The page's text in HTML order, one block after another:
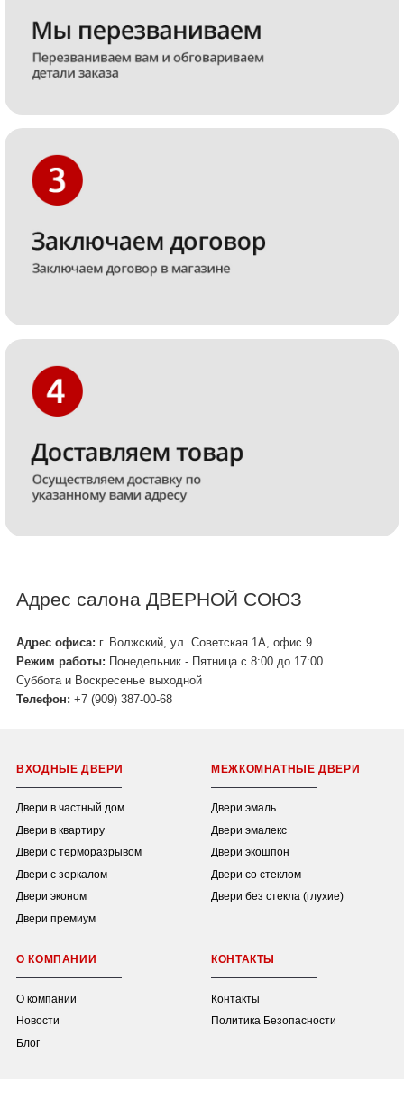
Адрес салона ДВЕРНОЙ СОЮЗ
Адрес офиса: г. Волжский, ул. Советская 1А, офис 9
Режим работы: Понедельник - Пятница с 8:00 до 17:00
Суббота и Воскресенье выходной
Телефон: +7 (909) 387-00-68
ВХОДНЫЕ ДВЕРИ
Двери в частный дом
Двери в квартиру
Двери с терморазрывом
Двери с зеркалом
Двери эконом
Двери премиум
МЕЖКОМНАТНЫЕ ДВЕРИ
Двери эмаль
Двери эмалекс
Двери экошпон
Двери со стеклом
Двери без стекла (глухие)
О КОМПАНИИ
О компании
Новости
Блог
КОНТАКТЫ
Контакты
Политика Безопасности